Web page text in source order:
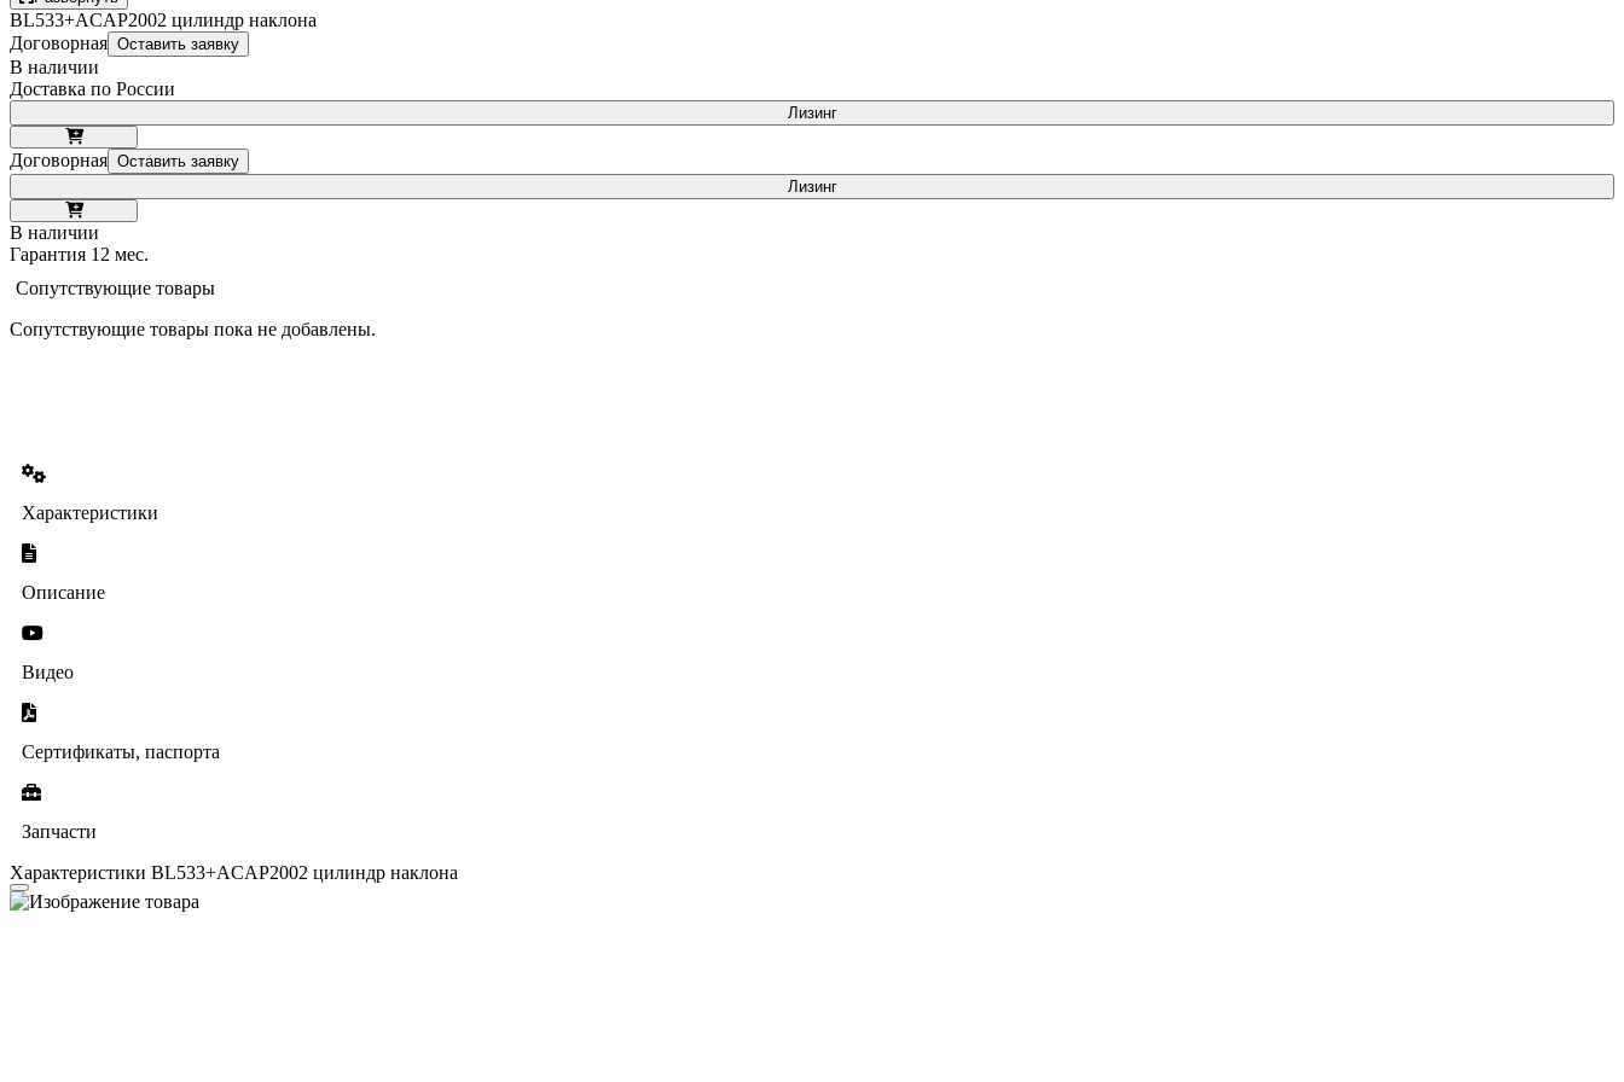
BL533+ACAP2002 цилиндр наклона
Договорная Оставить заявку
В наличии
Доставка по России
Лизинг
Договорная Оставить заявку
Лизинг
В наличии
Гарантия 12 мес.
Сопутствующие товары
Сопутствующие товары пока не добавлены.
Характеристики
Описание
Видео
Сертификаты, паспорта
Запчасти
Характеристики BL533+ACAP2002 цилиндр наклона